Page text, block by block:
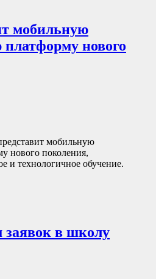
мобильную
платформу нового
мобильную
нового поколения,
и технологичное обучение.
заявок в школу